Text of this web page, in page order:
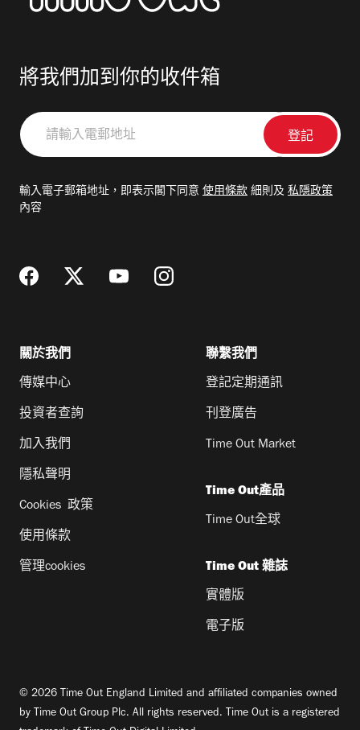
將我們加到你的收件箱
請
輸
郵
輸入電子郵箱地址，即表示閣下同意 使用條款 細則及 私隱政策
內容
關於我們
傳媒中心
投資者查詢
加入我們
隱私聲明
Cookies 政策
使用條款
管理cookies
聯繫我們
登記定期通訊
刊登廣告
Time Out Market
Time Out產品
Time Out全球
Time Out 雜誌
實體版
電子版
© 2026 Time Out England Limited and affiliated companies owned
by Time Out Group Plc. All rights reserved. Time Out is a registered